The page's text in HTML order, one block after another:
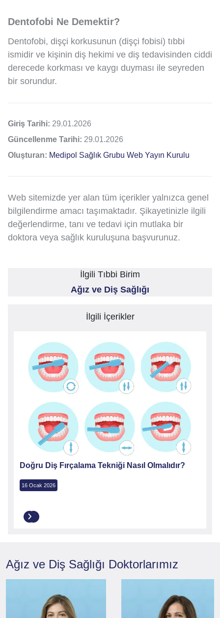
Dentofobi Ne Demektir?
Dentofobi, dişçi korkusunun (dişçi fobisi) tıbbi
ismidir ve kişinin diş hekimi ve diş tedavisinden ciddi
derecede korkması ve kaygı duyması ile seyreden
bir sorundur.
Giriş Tarihi: 29.01.2026
Güncellenme Tarihi: 29.01.2026
Oluşturan: Medipol Sağlık Grubu Web Yayın Kurulu
Web sitemizde yer alan tüm içerikler yalnızca genel
bilgilendirme amacı taşımaktadır. Şikayetinizle ilgili
değerlendirme, tanı ve tedavi için mutlaka bir
doktora veya sağlık kuruluşuna başvurunuz.
İlgili Tıbbi Birim
Ağız ve Diş Sağlığı
İlgili İçerikler
Dişler Günde Kaç Kez Fırçalanmalıdır?
23 Ocak 2026
Ağız ve Diş Sağlığı Doktorlarımız